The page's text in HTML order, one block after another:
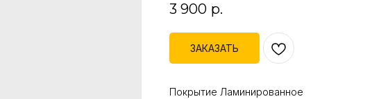
3 900 р.
ЗАКАЗАТЬ
Покрытие Ламинированное